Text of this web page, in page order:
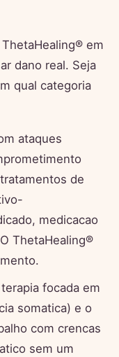
em
dano real. Seja
qual categoria
ataques
de
medicacao
ThetaHealing®
focada em
somatica) e o
com crencas
sem um